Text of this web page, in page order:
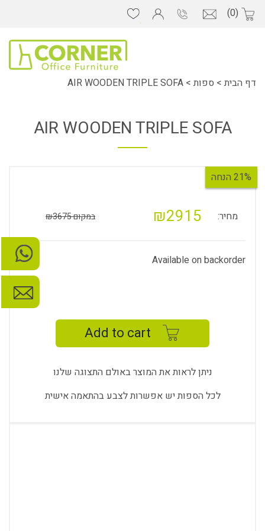
(0)
דף הבית > ספות >
AIR WOODEN TRIPLE SOFA
AIR WOODEN TRIPLE SOFA
21% הנחה
מחיר: ₪2915 במקום ₪3675
Available on backorder
Add to cart
ניתן לראות את המוצר באולם התצוגה שלנו
לכל הספות יש אפשרות לצבע בהתאמה אישית